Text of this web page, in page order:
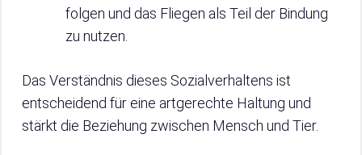
folgen und das Fliegen als Teil der Bindung
zu nutzen.
Das Verständnis dieses Sozialverhaltens ist
entscheidend für eine artgerechte Haltung und
stärkt die Beziehung zwischen Mensch und Tier.